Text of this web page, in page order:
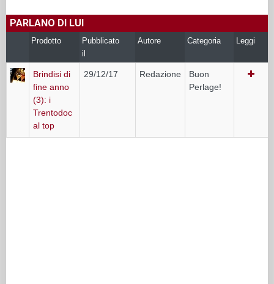
PARLANO DI LUI
Prodotto
Pubblicato
il
Autore Categoria Leggi
Brindisi di
fine anno
(3): i
Trentodoc
al top
29/12/17 Redazione
Buon
Perlage!